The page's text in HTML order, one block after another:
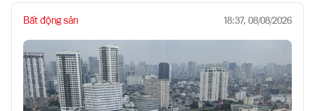
Bất động sản 18:37, 08/08/2026